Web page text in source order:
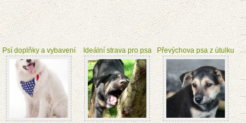
Psí doplňky a vybavení Ideální strava pro psa Převýchova psa z útulku